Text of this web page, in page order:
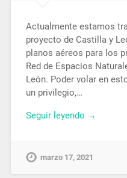
Actualmente estamos
proyecto de Castilla y
planos aéreos para los
Red de Espacios
León. Poder volar en
un privilegio,…
Seguir leyendo →
marzo 17, 2021